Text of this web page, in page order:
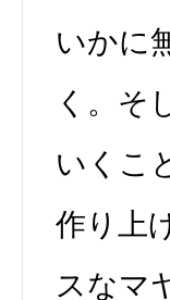
いかに
く。そ
いくこ
作り上
スなマ